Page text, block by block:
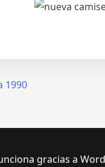
1990
gracias a